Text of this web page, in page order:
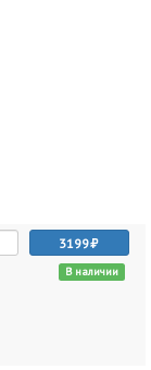
3199
В наличии